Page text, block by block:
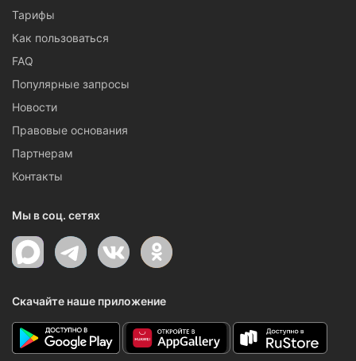
Тарифы
Как пользоваться
FAQ
Популярные запросы
Новости
Правовые основания
Партнерам
Контакты
Мы в соц. сетях
Скачайте наше приложение